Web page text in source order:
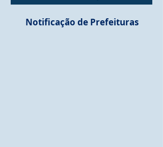
Notificação de Prefeituras